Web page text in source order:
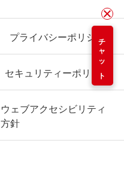
チャット
プライバシーポリシー
セキュリティーポリシー
ウェブアクセシビリティ
方針